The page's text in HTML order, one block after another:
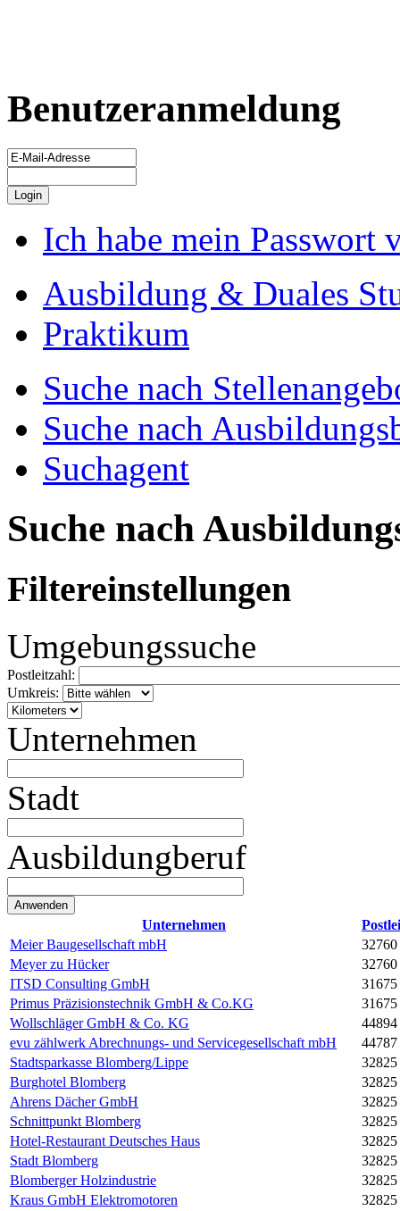
Benutzeranmeldung
Ich habe mein Passwort
Ausbildung & Duales
Praktikum
Suche nach
Suche nach
Suchagent
Suche nach
Filtereinstellungen
Umgebungssuche
Postleitzahl:
Umkreis:
Unternehmen
Stadt
Ausbildungberuf
Unternehmen
Meier Baugesellschaft mbH
32760
Meyer zu Hücker
32760
ITSD Consulting GmbH
31675
Primus Präzisionstechnik GmbH & Co.KG
31675
Wollschläger GmbH & Co. KG
44894
evu zählwerk Abrechnungs- und Servicegesellschaft mbH
44787
Stadtsparkasse Blomberg/Lippe
32825
Burghotel Blomberg
32825
Ahrens Dächer GmbH
32825
Schnittpunkt Blomberg
32825
Hotel-Restaurant Deutsches Haus
32825
Stadt Blomberg
32825
Blomberger Holzindustrie
32825
Kraus GmbH Elektromotoren
32825